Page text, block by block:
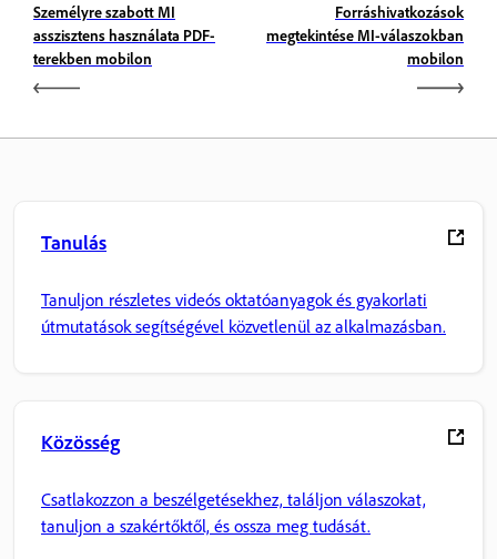
Személyre szabott MI
asszisztens használata PDF-
terekben mobilon
Forráshivatkozások
megtekintése MI-válaszokban
mobilon
Tanulás
Tanuljon részletes videós oktatóanyagok és gyakorlati
útmutatások segítségével közvetlenül az alkalmazásban.
Közösség
Csatlakozzon a beszélgetésekhez, találjon válaszokat,
tanuljon a szakértőktől, és ossza meg tudását.